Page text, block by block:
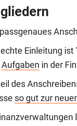
Einleitung ist
Aufgaben in der
des
so gut zur